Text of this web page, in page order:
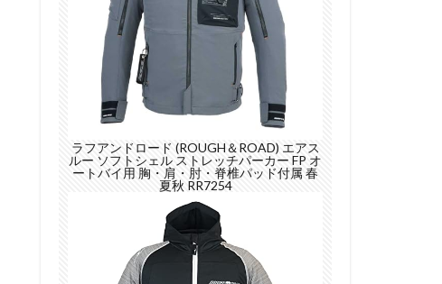
ラフアンドロード (ROUGH＆ROAD) エアス
ルー ソフトシェル ストレッチパーカー FP オ
ートバイ用 胸・肩・肘・脊椎パッド付属 春
夏秋 RR7254